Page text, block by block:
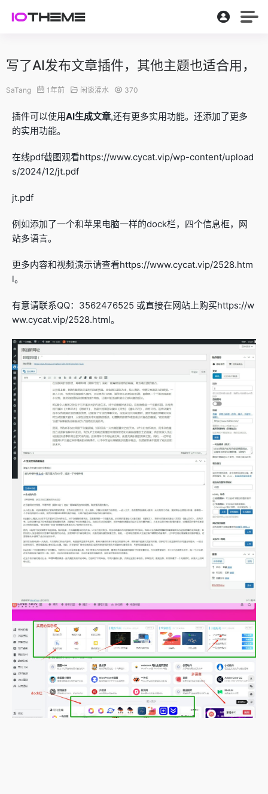
写了AI发布文章插件，其他主题也适合用，
SaTang 1年前 闲谈灌水 370
插件可以使用AI生成文章,还有更多实用功能。还添加了更多
的实用功能。
在线pdf截图观看https://www.cycat.vip/wp-content/upload
s/2024/12/jt.pdf
jt.pdf
例如添加了一个和苹果电脑一样的dock栏，四个信息框，网
站多语言。
更多内容和视频演示请查看https://www.cycat.vip/2528.htm
l。
有意请联系QQ：3562476525 或直接在网站上购买https://w
ww.cycat.vip/2528.html。